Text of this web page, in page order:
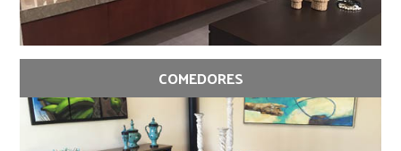
COMEDORES